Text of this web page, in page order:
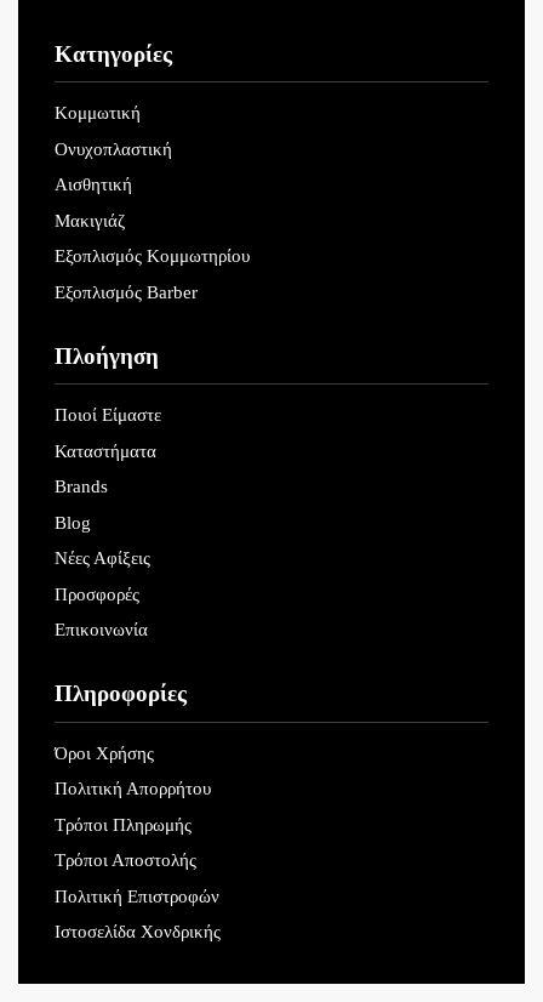
Κατηγορίες
Κομμωτική
Ονυχοπλαστική
Αισθητική
Μακιγιάζ
Εξοπλισμός Κομμωτηρίου
Εξοπλισμός Barber
Πλοήγηση
Ποιοί Είμαστε
Καταστήματα
Brands
Blog
Νέες Αφίξεις
Προσφορές
Επικοινωνία
Πληροφορίες
Όροι Χρήσης
Πολιτική Απορρήτου
Τρόποι Πληρωμής
Τρόποι Αποστολής
Πολιτική Επιστροφών
Ιστοσελίδα Χονδρικής